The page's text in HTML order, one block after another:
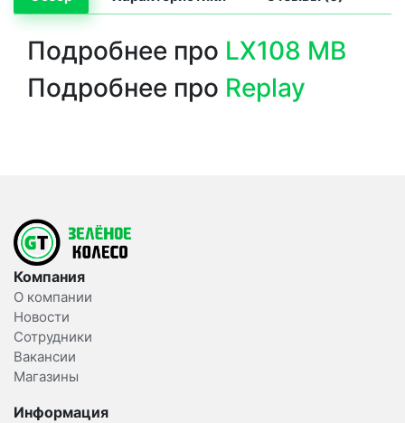
Подробнее про LX108 MB
Подробнее про Replay
Компания
О компании
Новости
Сотрудники
Вакансии
Магазины
Информация